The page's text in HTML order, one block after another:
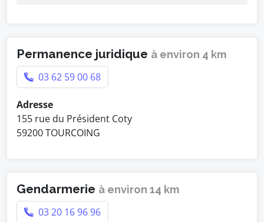
Permanence juridique à environ 4 km
03 62 59 00 68
Adresse
155 rue du Président Coty
59200 TOURCOING
Gendarmerie à environ 14 km
03 20 16 96 96